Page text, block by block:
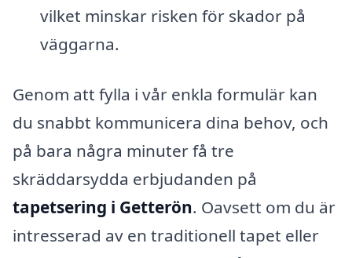
vilket minskar risken för skador på
väggarna.
Genom att fylla i vår enkla formulär kan
du snabbt kommunicera dina behov, och
på bara några minuter få tre
skräddarsydda erbjudanden på
tapetsering i Getterön. Oavsett om du är
intresserad av en traditionell tapet eller